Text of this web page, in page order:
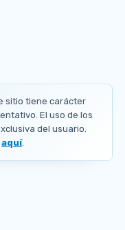
sitio tiene carácter
El uso de los
del usuario.
aquí.